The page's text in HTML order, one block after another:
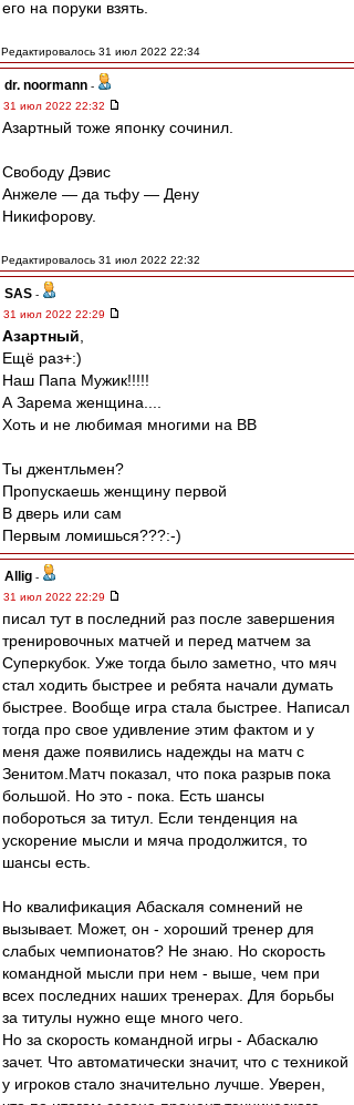
его на поруки взять.
Редактировалось 31 июл 2022 22:34
dr. noormann -
31 июл 2022 22:32
Азартный тоже японку сочинил.
Свободу Дэвис
Анжеле — да тьфу — Дену
Никифорову.
Редактировалось 31 июл 2022 22:32
SAS -
31 июл 2022 22:29
Азартный
Ещё раз+:)
Наш Папа Мужик!!!!!
А Зарема женщина....
Хоть и не любимая многими на ВВ
Ты джентльмен?
Пропускаешь женщину первой
В дверь или сам
Первым ломишься???:-)
Allig -
31 июл 2022 22:29
писал тут в последний раз после завершения
тренировочных матчей и перед матчем за
Суперкубок. Уже тогда было заметно, что мяч
стал ходить быстрее и ребята начали думать
быстрее. Вообще игра стала быстрее. Написал
тогда про свое удивление этим фактом и у
меня даже появились надежды на матч с
Зенитом.Матч показал, что пока разрыв пока
большой. Но это - пока. Есть шансы
побороться за титул. Если тенденция на
ускорение мысли и мяча продолжится, то
шансы есть.
Но квалификация Абаскаля сомнений не
вызывает. Может, он - хороший тренер для
слабых чемпионатов? Не знаю. Но скорость
командной мысли при нем - выше, чем при
всех последних наших тренерах. Для борьбы
за титулы нужно еще много чего.
Но за скорость командной игры - Абаскалю
зачет. Что автоматически значит, что с техникой
у игроков стало значительно лучше. Уверен,